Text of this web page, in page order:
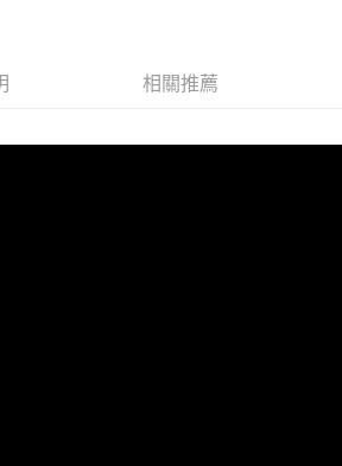
限公司提供之「AFTEE先享後付」服務完成之交
，請瀏覽以下網址：
相關推薦